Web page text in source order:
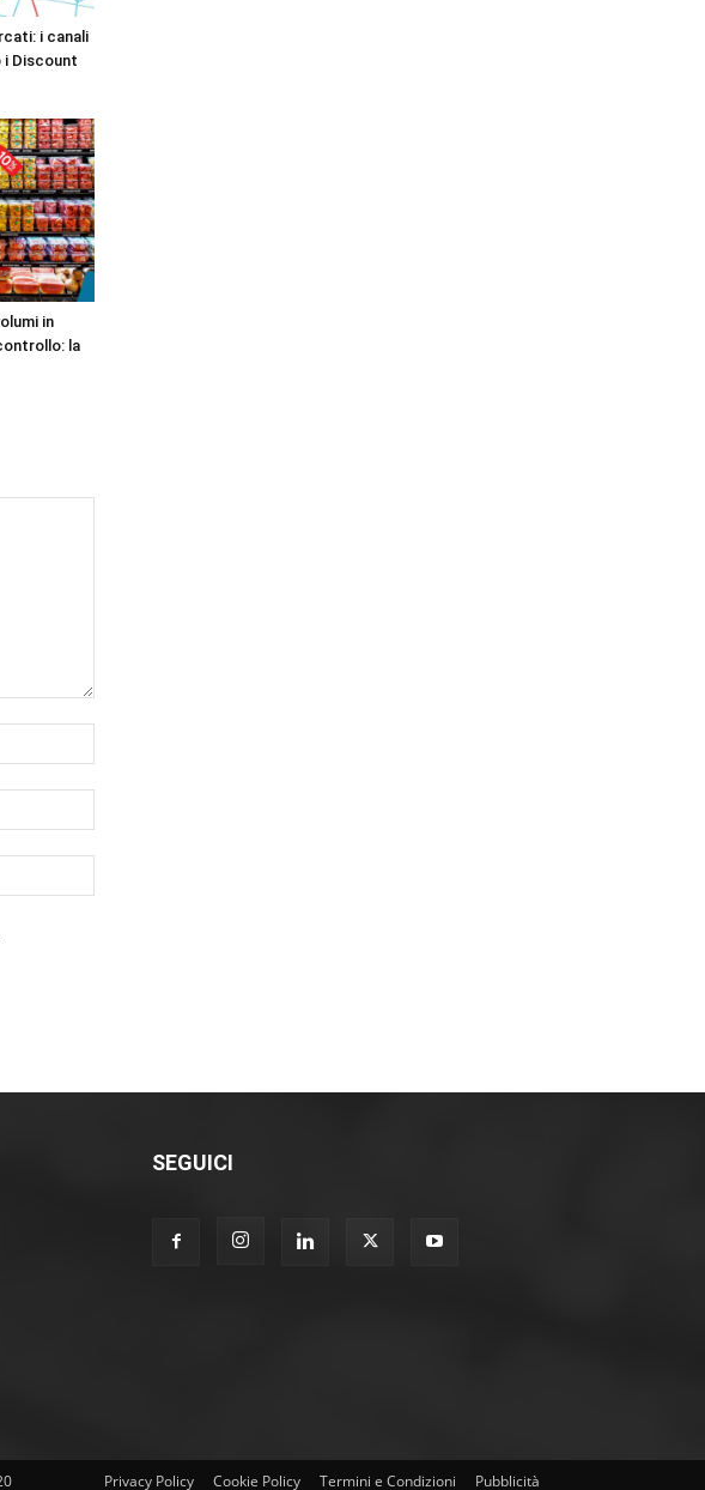
i canali
i Discount
in
la
Web:
SEGUICI
Privacy Policy Cookie Policy Termini e Condizioni Pubblicità